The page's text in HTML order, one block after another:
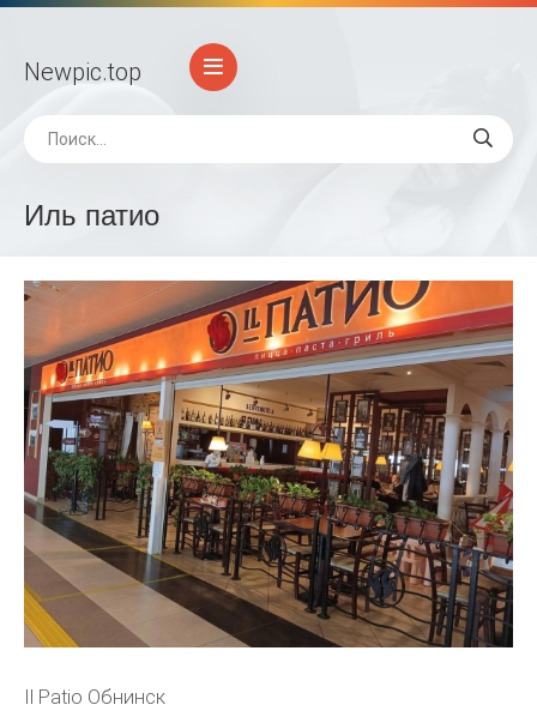
Newpic.top
Иль патио
Il Patio Обнинск